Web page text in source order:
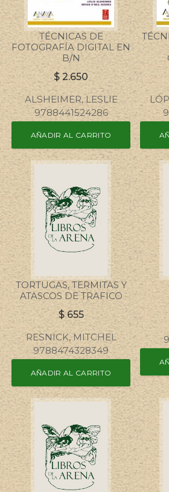
TÉCNICAS DE
FOTOGRAFÍA DIGITAL EN
B/N
$ 2.650
ALSHEIMER, LESLIE
9788441524286
AÑADIR AL CARRITO
TORTUGAS, TERMITAS Y
ATASCOS DE TRAFICO
$655
RESNICK, MITCHEL
9788474328349
AÑADIR AL CARRITO